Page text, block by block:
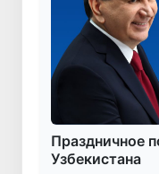
Праздничное
Узбекистана